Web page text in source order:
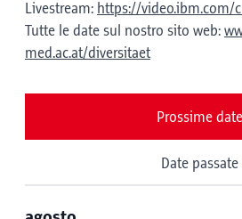
Livestream: https://video.ibm.com/
Tutte le date sul nostro sito web:
med.ac.at/diversitaet
Prossime date
Date passate